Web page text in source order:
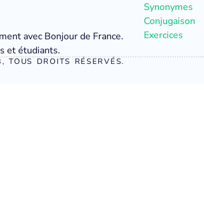
avec Bonjour de France.
et étudiants.
Synonymes
Conjugaison
Exercices
TOUS DROITS RÉSERVÉS.